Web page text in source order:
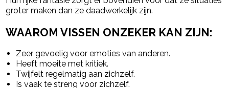
groter maken dan ze daadwerkelijk zijn.
WAAROM VISSEN ONZEKER KAN ZIJN:
Zeer gevoelig voor emoties van anderen.
Heeft moeite met kritiek.
Twijfelt regelmatig aan zichzelf.
Is vaak te streng voor zichzelf.